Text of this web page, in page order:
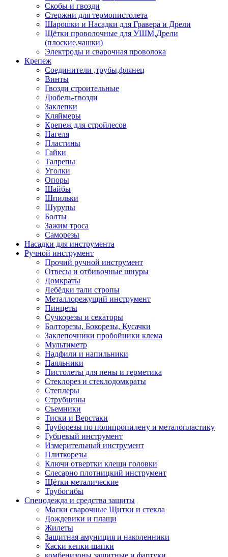
Скобы и гвозди
Стержни для термопистолета
Шарошки и Насадки для Гравера и Дрели
Щётки проволочные для УШМ,Дрели
(плоские,чашки)
Электроды и сварочная проволока
Крепеж
Соединители ,трубы,флянец
Винты
Гвозди строительные
Дюбель-гвозди
Заклепки
Кляймеры
Крепеж для стройлесов
Нагеля
Пластины
Гайки
Талрепы
Уголки
Опоры
Шайбы
Шпильки
Шурупы
Болты
Зажим троса
Саморезы
Насадки для инструмента
Ручной инструмент
Прочий ручной инструмент
Отвесы и отбивочные шнуры
Домкраты
Лебёдки тали стропы
Металлорежущий инструмент
Пинцеты
Сучкорезы и секаторы
Болторезы, Бокорезы, Кусачки
Заклепочники пробойники клема
Мультиметр
Надфили и напильники
Паяльники
Пистолеты для пены и герметика
Стеклорез и стеклодомкраты
Степлеры
Струбцины
Съемники
Тиски и Верстаки
Труборезы по полипропилену и металопластику
Губцевый инструмент
Измерительный инструмент
Плиткорезы
Ключи отвертки клещи головки
Слесарно плотницкий инструмент
Щётки металические
Трубогибы
Спецодежда и средства защиты
Маски сварочные Щитки и стекла
Дождевики и плащи
Жилеты
Защитная амуниция и наколенники
Каски кепки шапки
комбенизоны защитные и фартуки